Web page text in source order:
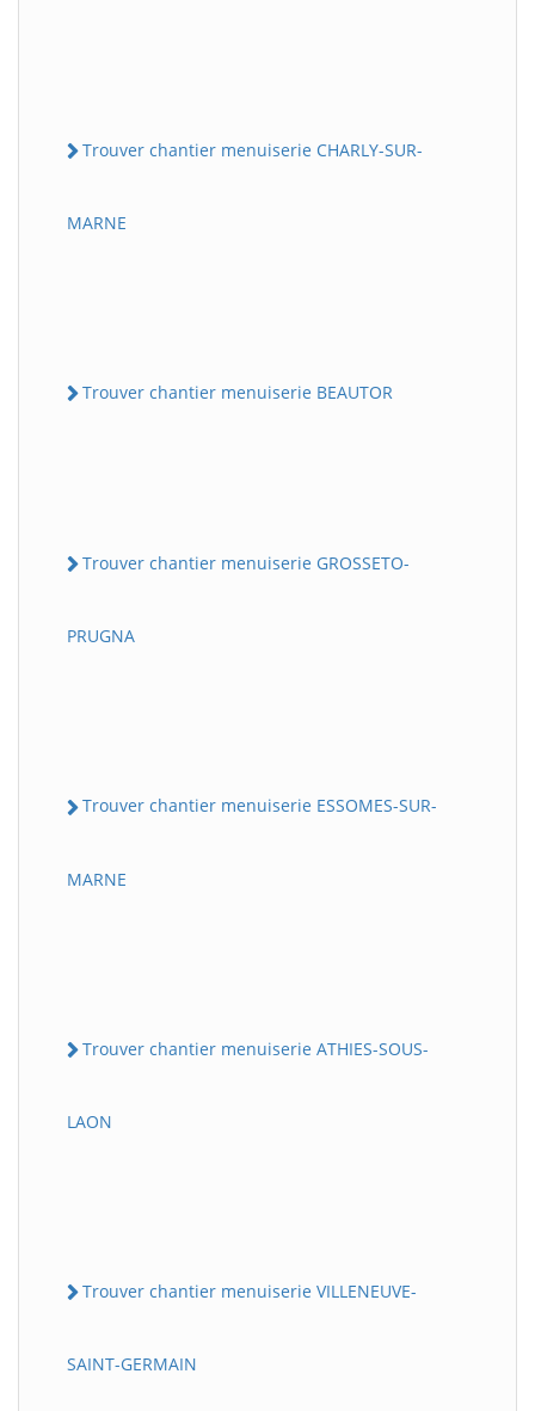
Trouver chantier menuiserie CHARLY-SUR-
MARNE
Trouver chantier menuiserie BEAUTOR
Trouver chantier menuiserie GROSSETO-
PRUGNA
Trouver chantier menuiserie ESSOMES-SUR-
MARNE
Trouver chantier menuiserie ATHIES-SOUS-
LAON
Trouver chantier menuiserie VILLENEUVE-
SAINT-GERMAIN